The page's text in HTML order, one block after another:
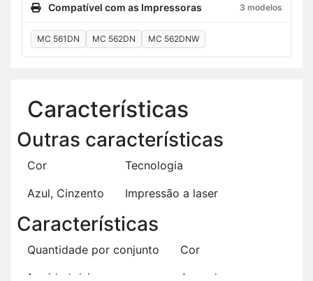
Compatível com as Impressoras 3 modelos
MC 561DN MC 562DN MC 562DNW
Ca­rac­te­rís­ticas
Ou­tras ca­rac­te­rís­ticas
Cor
Azul, Cin­zento
Tec­no­logia
Im­pressão a laser
Ca­rac­te­rís­ticas
Quan­ti­dade por con­junto
1 uni­dade(s)
Cor
Ama­relo